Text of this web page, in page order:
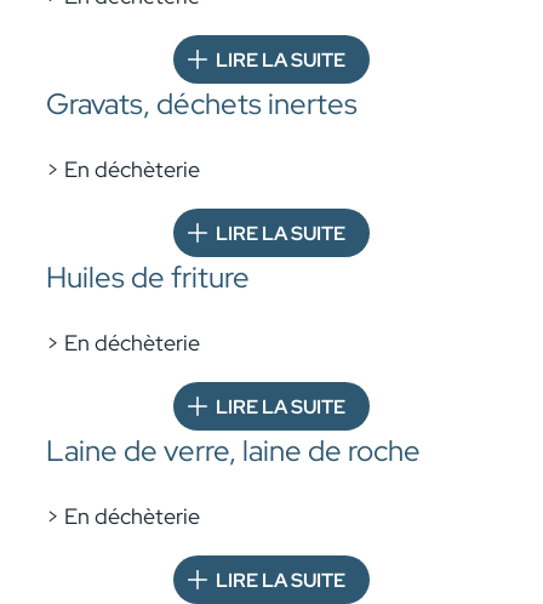
LIRE LA SUITE
Gravats, déchets inertes
> En déchèterie
LIRE LA SUITE
Huiles de friture
> En déchèterie
LIRE LA SUITE
Laine de verre, laine de roche
> En déchèterie
LIRE LA SUITE